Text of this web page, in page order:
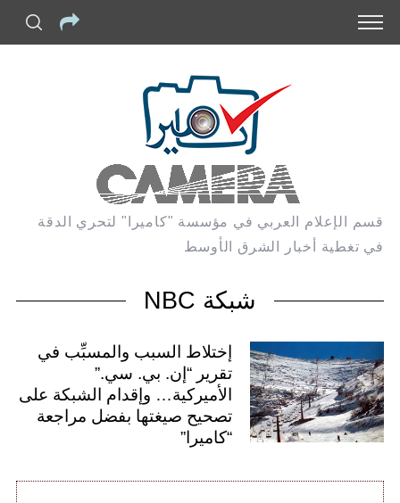
قسم الإعلام العربي في مؤسسة "كاميرا" لتحري الدقة
في تغطية أخبار الشرق الأوسط
شبكة NBC
إختلاط السبب والمسبِّب في
تقرير “إن. بي. سي.”
الأميركية… وإقدام الشبكة على
تصحيح صيغتها بفضل مراجعة
“كاميرا”